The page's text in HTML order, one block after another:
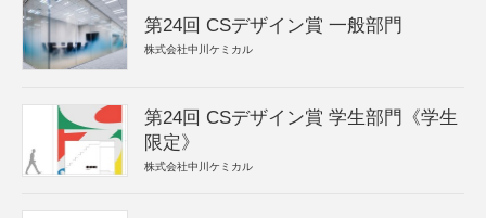
第24回 CSデザイン賞 一般部門
株式会社中川ケミカル
第24回 CSデザイン賞 学生部門《学生
限定》
株式会社中川ケミカル